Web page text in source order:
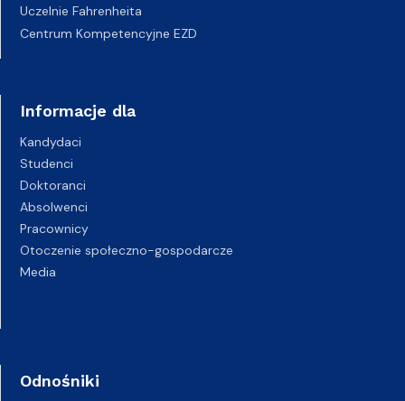
Uczelnie Fahrenheita
Centrum Kompetencyjne EZD
Informacje dla
Kandydaci
Studenci
Doktoranci
Absolwenci
Pracownicy
Otoczenie społeczno-gospodarcze
Media
Odnośniki